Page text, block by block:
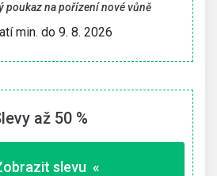
poukaz na pořízení nové vůně
min. do 9. 8. 2026
až 50 %
slevu «